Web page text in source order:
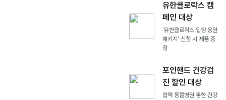
유한클로락스 캠
페인 대상
'유한클로락스 입양 응원
패키지' 신청 시 제품 증
정
포인핸드 건강검
진 할인 대상
협력 동물병원 통한 건강